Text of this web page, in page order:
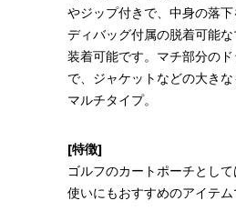
やジップ付きで、中身の落
ディバッグ付属の脱着可能
装着可能です。マチ部分の
で、ジャケットなどの大き
マルチタイプ。
[特徴]
ゴルフのカートポーチとし
使いにもおすすめのアイテム